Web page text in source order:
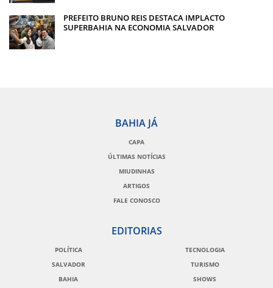
PREFEITO BRUNO REIS DESTACA IMPLACTO
SUPERBAHIA NA ECONOMIA SALVADOR
BAHIA JÁ
CAPA
ÚLTIMAS NOTÍCIAS
MIUDINHAS
ARTIGOS
FALE CONOSCO
EDITORIAS
POLÍTICA
SALVADOR
BAHIA
TECNOLOGIA
TURISMO
SHOWS